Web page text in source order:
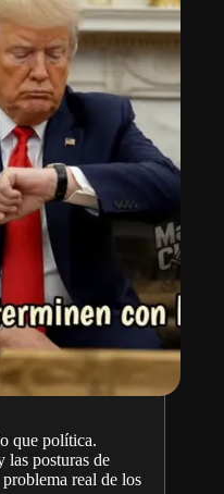
que política.
las posturas de
real de los